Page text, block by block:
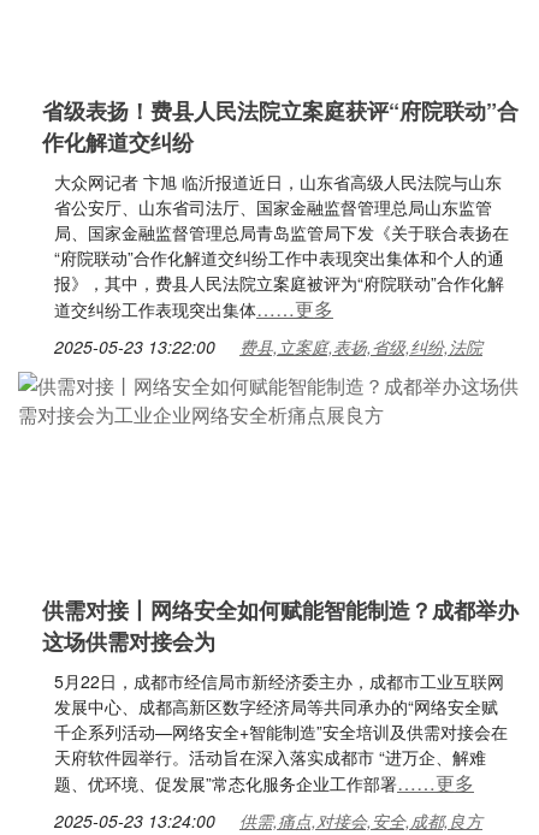
省级表扬！费县人民法院立案庭获评“府院联动”合
作化解道交纠纷
大众网记者 卞旭 临沂报道近日，山东省高级人民法院与山东
省公安厅、山东省司法厅、国家金融监督管理总局山东监管
局、国家金融监督管理总局青岛监管局下发《关于联合表扬在
“府院联动”合作化解道交纠纷工作中表现突出集体和个人的通
报》，其中，费县人民法院立案庭被评为“府院联动”合作化解
道交纠纷工作表现突出集体……更多
2025-05-23 13:22:00 费县,立案庭,表扬,省级,纠纷,法院
供需对接丨网络安全如何赋能智能制造？成都举办
这场供需对接会为
5月22日，成都市经信局市新经济委主办，成都市工业互联网
发展中心、成都高新区数字经济局等共同承办的“网络安全赋
千企系列活动—网络安全+智能制造”安全培训及供需对接会在
天府软件园举行。活动旨在深入落实成都市 “进万企、解难
题、优环境、促发展”常态化服务企业工作部署……更多
2025-05-23 13:24:00 供需,痛点,对接会,安全,成都,良方